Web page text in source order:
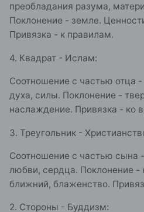
преобладания разума,
Поклонение - земле.
Привязка - к правилам.
4. Квадрат - Ислам:
Соотношение с частью отца
духа, силы. Поклонение -
наслаждение. Привязка - ко
3. Треугольник -
Соотношение с частью сына
любви, сердца. Поклонение -
ближний, блаженство.
2. Стороны - Буддизм: